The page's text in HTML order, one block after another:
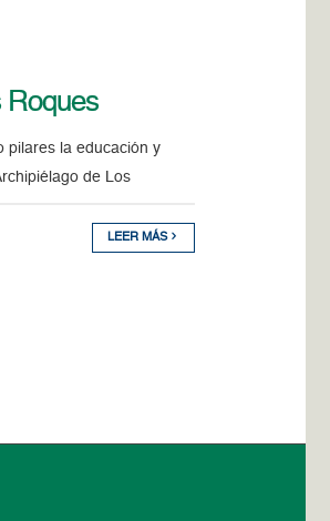
Roques
pilares la educación y
de Los
LEER MÁS